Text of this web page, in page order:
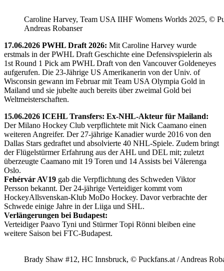
Caroline Harvey, Team USA IIHF Womens Worlds 2025, ©
Andreas Robanser
17.06.2026 PWHL Draft 2026: Mit Caroline Harvey wurde
erstmals in der PWHL Draft Geschichte eine Defensivspielerin als
1st Round 1 Pick am PWHL Draft von den Vancouver Goldeneyes
aufgerufen. Die 23-Jährige US Amerikanerin von der Univ. of
Wisconsin gewann im Februar mit Team USA Olympia Gold in
Mailand und sie jubelte auch bereits über zweimal Gold bei
Weltmeisterschaften.
15.06.2026 ICEHL Transfers: Ex-NHL-Akteur für Mailand:
Der Milano Hockey Club verpflichtete mit Nick Caamano einen
weiteren Angreifer. Der 27-jährige Kanadier wurde 2016 von den
Dallas Stars gedraftet und absolvierte 40 NHL-Spiele. Zudem bringt
der Flügelstürmer Erfahrung aus der AHL und DEL mit; zuletzt
überzeugte Caamano mit 19 Toren und 14 Assists bei Vålerenga
Oslo.
Fehérvár AV19 gab die Verpflichtung des Schweden Viktor
Persson bekannt. Der 24-jährige Verteidiger kommt vom
HockeyAllsvenskan-Klub MoDo Hockey. Davor verbrachte der
Schwede einige Jahre in der Liiga und SHL.
Verlängerungen bei Budapest:
Verteidiger Paavo Tyni und Stürmer Topi Rönni bleiben eine
weitere Saison bei FTC-Budapest.
Brady Shaw #12, HC Innsbruck, © Puckfans.at / Andreas